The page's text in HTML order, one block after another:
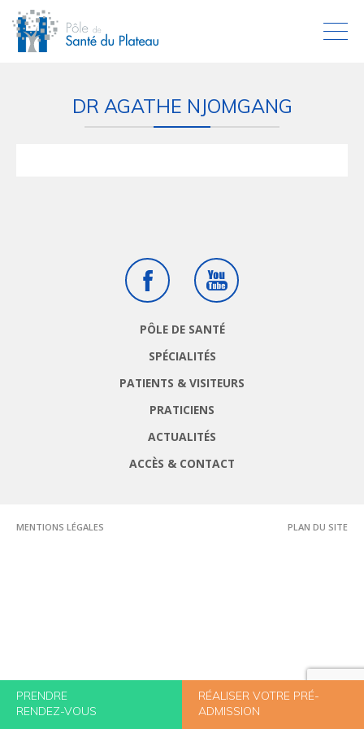
PRENDRE
RENDEZ-VOUS
RÉALISER VOTRE PRÉ-
ADMISSION
DR AGATHE NJOMGANG
FacebookYoutube
PÔLE DE SANTÉ
SPÉCIALITÉS
PATIENTS & VISITEURS
PRATICIENS
ACTUALITÉS
ACCÈS & CONTACT
MENTIONS LÉGALES PLAN DU SITE